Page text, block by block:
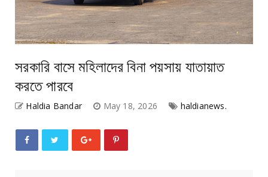
সরকারি বাসে মহিলাদের বিনা পয়সায় যাতায়াত
করতে পারবে
Haldia Bandar May 18, 2026 haldianews.